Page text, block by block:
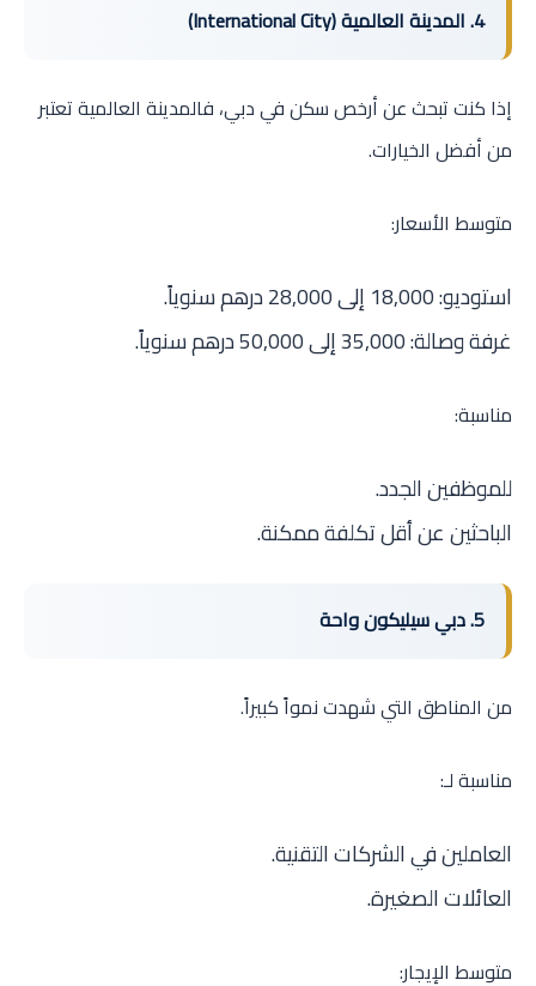
4. المدينة العالمية (International City)
إذا كنت تبحث عن أرخص سكن في دبي، فالمدينة العالمية تعتبر
من أفضل الخيارات.
متوسط الأسعار:
استوديو: 18,000 إلى 28,000 درهم سنوياً.
غرفة وصالة: 35,000 إلى 50,000 درهم سنوياً.
مناسبة:
للموظفين الجدد.
الباحثين عن أقل تكلفة ممكنة.
5. دبي سيليكون واحة
من المناطق التي شهدت نمواً كبيراً.
مناسبة لـ:
العاملين في الشركات التقنية.
العائلات الصغيرة.
متوسط الإيجار: